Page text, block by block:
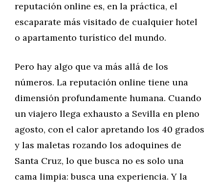
reputación online es, en la práctica, el
escaparate más visitado de cualquier hotel
o apartamento turístico del mundo.
Pero hay algo que va más allá de los
números. La reputación online tiene una
dimensión profundamente humana. Cuando
un viajero llega exhausto a Sevilla en pleno
agosto, con el calor apretando los 40 grados
y las maletas rozando los adoquines de
Santa Cruz, lo que busca no es solo una
cama limpia: busca una experiencia. Y la